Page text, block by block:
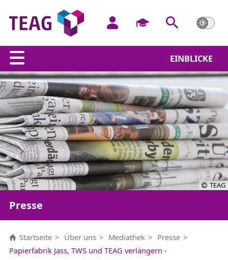
EINBLICKE
TEAG
Presse
Startseite Über uns Mediathek
Presse
Papierfabrik Jass, TWS und TEAG verlängern -